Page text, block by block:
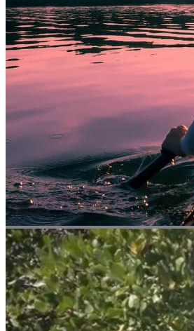
Suscribete
Correo
Quiero mi descuento
no gracias, estoy bien